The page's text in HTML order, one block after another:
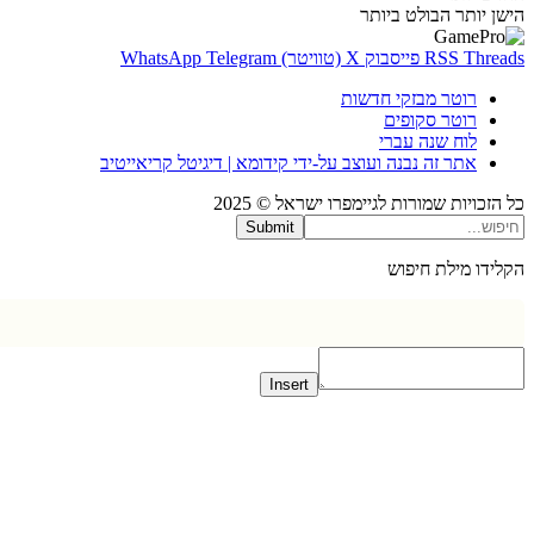
יותר הבולט ביותר
RSS פייסבוק X (טוויטר) WhatsApp Telegram
רוטר מבזקי חדשות
רוטר סקופים
לוח שנה עברי
אתר זה נבנה ועוצב על-ידי קידומא | דיגיטל קריאייטיב
שמורות לגיימפרו ישראל © 2025
Submit
מילת חיפוש
Insert